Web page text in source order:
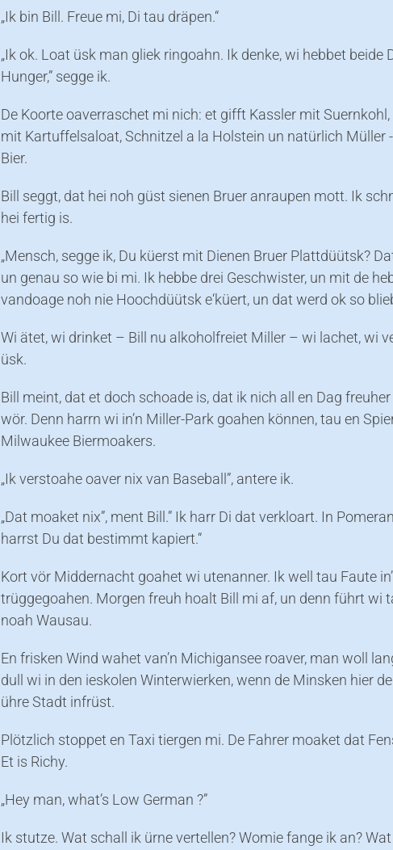
„Ik bin Bill. Freue mi, Di tau dräpen.“
„Ik ok. Loat üsk man gliek ringoahn. Ik denke, wi hebbet beide
Hunger,” segge ik.
De Koorte oaverraschet mi nich: et gifft Kassler mit
mit Kartuffelsaloat, Schnitzel a la Holstein un natürlich Müller
Bier.
Bill seggt, dat hei noh güst sienen Bruer anraupen mott. Ik
hei fertig is.
„Mensch, segge ik, Du küerst mit Dienen Bruer Plattdüütsk?
un genau so wie bi mi. Ik hebbe drei Geschwister, un mit de
vandoage noh nie Hoochdüütsk e‘küert, un dat werd ok so
Wi ätet, wi drinket – Bill nu alkoholfreiet Miller – wi lachet, wi
üsk.
Bill meint, dat et doch schoade is, dat ik nich all en Dag
wör. Denn harrn wi in’n Miller-Park goahen können, tau en
Milwaukee Biermoakers.
„Ik verstoahe oaver nix van Baseball”, antere ik.
„Dat moaket nix”, ment Bill.” Ik harr Di dat verkloart. In
harrst Du dat bestimmt kapiert.“
Kort vör Middernacht goahet wi utenanner. Ik well tau Faute
trüggegoahen. Morgen freuh hoalt Bill mi af, un denn führt wi
noah Wausau.
En frisken Wind wahet van’n Michigansee roaver, man woll
dull wi in den ieskolen Winterwierken, wenn de Minsken hier
ühre Stadt infrüst.
Plötzlich stoppet en Taxi tiergen mi. De Fahrer moaket dat
Et is Richy.
„Hey man, what’s Low German ?”
Ik stutze. Wat schall ik ürne vertellen? Womie fange ik an?